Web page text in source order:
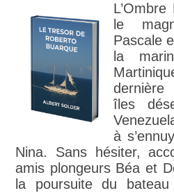
le
Pascale
la
dernière
îles
à
Nina. Sans hésiter,
amis plongeurs Béa et
la poursuite du